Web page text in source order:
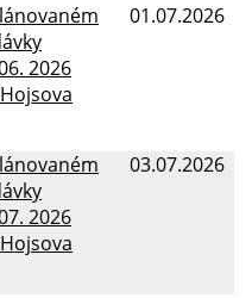
01.07.2026
2026
03.07.2026
2026